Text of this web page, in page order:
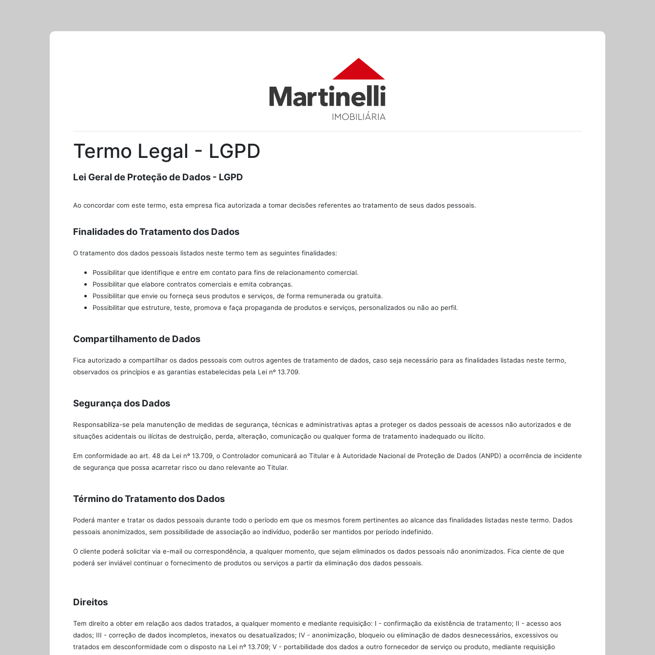
Termo Legal - LGPD
Lei Geral de Proteção de Dados - LGPD
Ao concordar com este termo, esta empresa fica autorizada a tomar decisões referentes ao tratamento de seus dados pessoais.
Finalidades do Tratamento dos Dados
O tratamento dos dados pessoais listados neste termo tem as seguintes finalidades:
Possibilitar que identifique e entre em contato para fins de relacionamento comercial.
Possibilitar que elabore contratos comerciais e emita cobranças.
Possibilitar que envie ou forneça seus produtos e serviços, de forma remunerada ou gratuita.
Possibilitar que estruture, teste, promova e faça propaganda de produtos e serviços, personalizados ou não ao perfil.
Compartilhamento de Dados
Fica autorizado a compartilhar os dados pessoais com outros agentes de tratamento de dados, caso seja necessário para as finalidades listadas neste termo,
observados os princípios e as garantias estabelecidas pela Lei nº 13.709.
Segurança dos Dados
Responsabiliza-se pela manutenção de medidas de segurança, técnicas e administrativas aptas a proteger os dados pessoais de acessos não autorizados e de
situações acidentais ou ilícitas de destruição, perda, alteração, comunicação ou qualquer forma de tratamento inadequado ou ilícito.
Em conformidade ao art. 48 da Lei nº 13.709, o Controlador comunicará ao Titular e à Autoridade Nacional de Proteção de Dados (ANPD) a ocorrência de incidente
de segurança que possa acarretar risco ou dano relevante ao Titular.
Término do Tratamento dos Dados
Poderá manter e tratar os dados pessoais durante todo o período em que os mesmos forem pertinentes ao alcance das finalidades listadas neste termo. Dados
pessoais anonimizados, sem possibilidade de associação ao indivíduo, poderão ser mantidos por período indefinido.
O cliente poderá solicitar via e-mail ou correspondência, a qualquer momento, que sejam eliminados os dados pessoais não anonimizados. Fica ciente de que
poderá ser inviável continuar o fornecimento de produtos ou serviços a partir da eliminação dos dados pessoais.
Direitos
Tem direito a obter em relação aos dados tratados, a qualquer momento e mediante requisição: I - confirmação da existência de tratamento; II - acesso aos
dados; III - correção de dados incompletos, inexatos ou desatualizados; IV - anonimização, bloqueio ou eliminação de dados desnecessários, excessivos ou
tratados em desconformidade com o disposto na Lei nº 13.709; V - portabilidade dos dados a outro fornecedor de serviço ou produto, mediante requisição